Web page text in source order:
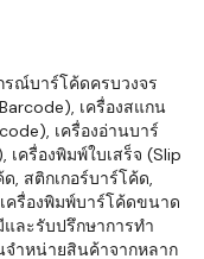
รณ์บาร์โค้ดครบวงจร
เครื่องสแกน
เครื่องอ่านบาร์
ครื่องพิมพ์ใบเสร็จ (Slip
, สติกเกอร์บาร์โค้ด,
ครื่องพิมพ์บาร์โค้ดขนาด
ละรับปรึกษาการทำ
ำหน่ายสินค้าจากหลาก